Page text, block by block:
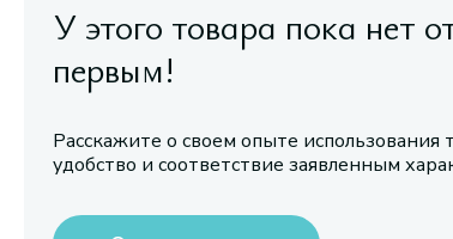
У этого товара пока нет
первым!
Расскажите о своем опыте
удобство и соответствие заявленным